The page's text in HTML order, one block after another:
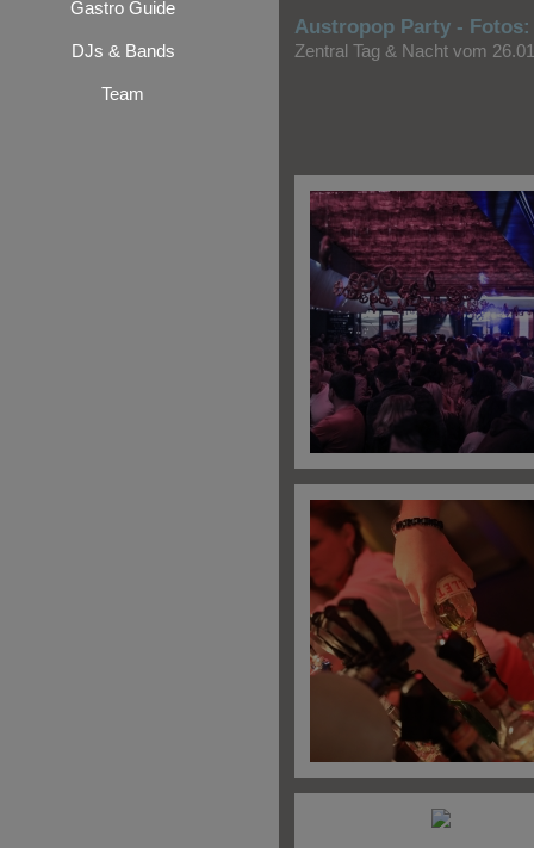
Gastro Guide
DJs & Bands
Team
Austropop Party -
Zentral Tag & Nacht vom